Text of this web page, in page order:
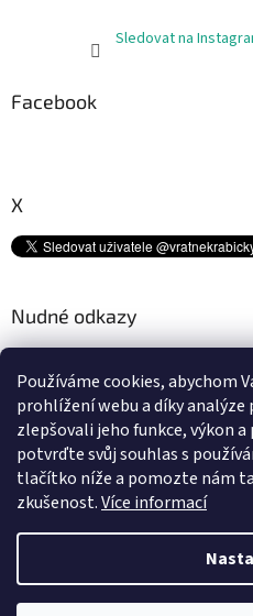
Používáme cookies, abychom
prohlížení webu a díky
zlepšovali jeho funkce, výkon
potvrďte svůj souhlas s
tlačítko níže a pomozte nám
zkušenost.Více informací
Sledovat na
Facebook
X
Nudné odkazy
Platební metody
Doprava
Podmínky ochrany osobních údajů
Obchodní podmínky